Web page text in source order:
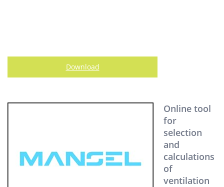
Download
Online tool
for
selection
and
calculations
of
ventilation